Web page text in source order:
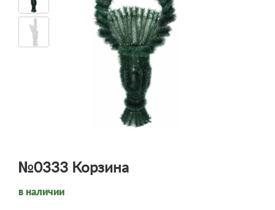
№0333 Корзина
в наличии